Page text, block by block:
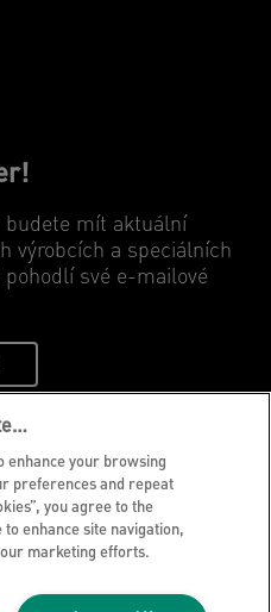
mít aktuální
výrobcích a speciálních
své e-mailové
enhance your browsing
preferences and repeat
you agree to the
enhance site navigation,
marketing efforts.